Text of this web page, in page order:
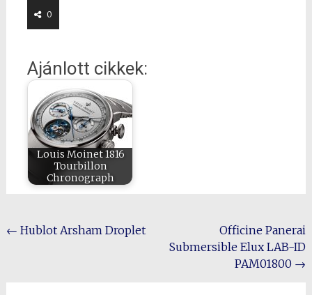
0
Ajánlott cikkek:
Louis Moinet 1816
Tourbillon
Chronograph
Post
← Hublot Arsham Droplet
Officine Panerai
Submersible Elux LAB-ID
PAM01800 →